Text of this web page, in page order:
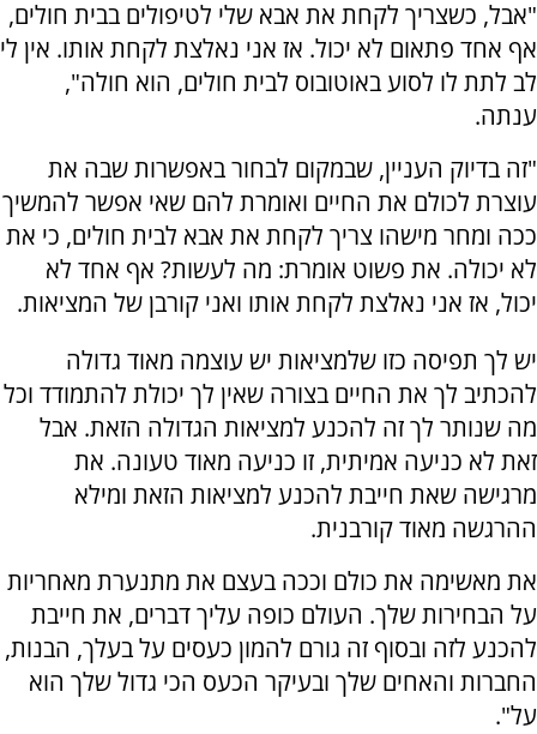
"אבל, כשצריך לקחת את אבא שלי לטיפולים בבית חולים,
אף אחד פתאום לא יכול. אז אני נאלצת לקחת אותו. אין לי
לב לתת לו לסוע באוטובוס לבית חולים, הוא חולה",
ענתה.
"זה בדיוק העניין, שבמקום לבחור באפשרות שבה את
עוצרת לכולם את החיים ואומרת להם שאי אפשר להמשיך
ככה ומחר מישהו צריך לקחת את אבא לבית חולים, כי את
לא יכולה. את פשוט אומרת: מה לעשות? אף אחד לא
יכול, אז אני נאלצת לקחת אותו ואני קורבן של המציאות.
יש לך תפיסה כזו שלמציאות יש עוצמה מאוד גדולה
להכתיב לך את החיים בצורה שאין לך יכולת להתמודד וכל
מה שנותר לך זה להכנע למציאות הגדולה הזאת. אבל
זאת לא כניעה אמיתית, זו כניעה מאוד טעונה. את
מרגישה שאת חייבת להכנע למציאות הזאת ומילא
ההרגשה מאוד קורבנית.
את מאשימה את כולם וככה בעצם את מתנערת מאחריות
על הבחירות שלך. העולם כופה עליך דברים, את חייבת
להכנע לזה ובסוף זה גורם להמון כעסים על בעלך, הבנות,
החברות והאחים שלך ובעיקר הכעס הכי גדול שלך הוא
על".